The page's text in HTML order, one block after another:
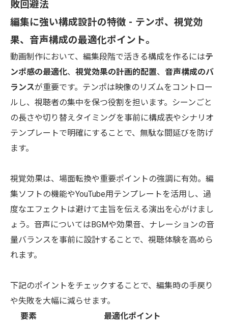
敗回避法
編集に強い構成設計の特徴 - テンポ、視覚効
果、音声構成の最適化ポイント。
動画制作において、編集段階で活きる構成を作るにはテ
ンポ感の最適化、 視覚効果の計画的配置、 音声構成のバ
ランスが重要です。テンポは映像のリズムをコントロー
ルし、視聴者の集中を保つ役割を担います。シーンごと
の長さや切り替えタイミングを事前に構成表やシナリオ
テンプレートで明確にすることで、無駄な間延びを防げ
ます。
視覚効果は、場面転換や重要ポイントの強調に有効。編
集ソフトの機能やYouTube用テンプレートを活用し、過
度なエフェクトは避けて主旨を伝える演出を心がけまし
ょう。音声についてはBGMや効果音、ナレーションの音
量バランスを事前に設計することで、視聴体験を高めら
れます。
下記のポイントをチェックすることで、編集時の手戻り
や失敗を大幅に減らせます。
要素
最適化ポイント